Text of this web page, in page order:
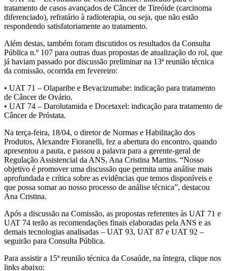
tratamento de casos avançados de Câncer de Tireóide (carcinoma
diferenciado), refratário à radioterapia, ou seja, que não estão
respondendo satisfatoriamente ao tratamento.
Além destas, também foram discutidos os resultados da Consulta
Pública n.º 107 para outras duas propostas de atualização do rol, que
já haviam passado por discussão preliminar na 13ª reunião técnica
da comissão, ocorrida em fevereiro:
• UAT 71 – Olaparibe e Bevacizumabe: indicação para tratamento
de Câncer de Ovário.
• UAT 74 – Darolutamida e Docetaxel: indicação para tratamento de
Câncer de Próstata.
Na terça-feira, 18/04, o diretor de Normas e Habilitação dos
Produtos, Alexandre Fioranelli, fez a abertura do encontro, quando
apresentou a pauta, e passou a palavra para a gerente-geral de
Regulação Assistencial da ANS, Ana Cristina Martins. “Nosso
objetivo é promover uma discussão que permita uma análise mais
aprofundada e crítica sobre as evidências que temos disponíveis e
que possa somar ao nosso processo de análise técnica”, destacou
Ana Cristina.
Após a discussão na Comissão, as propostas referentes às UAT 71 e
UAT 74 terão as recomendações finais elaboradas pela ANS e as
demais tecnologias analisadas – UAT 93, UAT 87 e UAT 92 –
seguirão para Consulta Pública.
Para assistir a 15ª reunião técnica da Cosaúde, na íntegra, clique nos
links abaixo: